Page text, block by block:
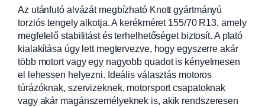
Az utánfutó alvázát megbízható Knott gyártmányú
torziós tengely alkotja. A kerékméret 155/70 R13, amely
megfelelő stabilitást és terhelhetőséget biztosít. A plató
kialakítása úgy lett megtervezve, hogy egyszerre akár
több motort vagy egy nagyobb quadot is kényelmesen
el lehessen helyezni. Ideális választás motoros
túrázóknak, szervizeknek, motorsport csapatoknak
vagy akár magánszemélyeknek is, akik rendszeresen